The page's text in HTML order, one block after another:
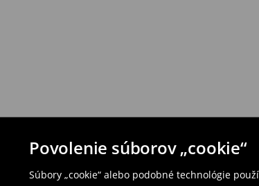
Povolenie súborov „cookie“
Súbory „cookie“ alebo podobné technológie